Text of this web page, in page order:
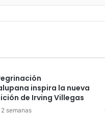
inspira la nueva
de Irving Villegas
semanas